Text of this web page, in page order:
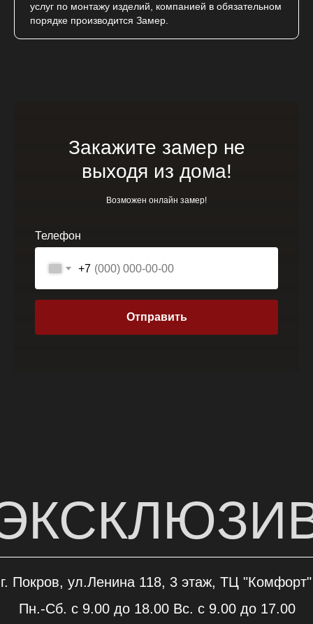
услуг по монтажу изделий, компанией в обязательном
порядке производится Замер.
Закажите замер не
выходя из дома!
Возможен онлайн замер!
Телефон
+7
Отправить